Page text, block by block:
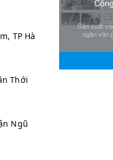
TP Hà
Thới
Ngũ